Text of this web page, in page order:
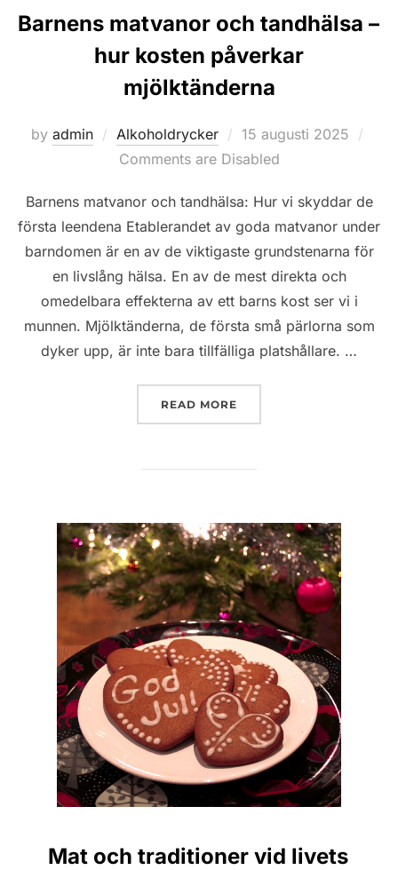
Barnens matvanor och tandhälsa –
hur kosten påverkar
mjölktänderna
by admin Alkoholdrycker
Posted
on
15 augusti 2025
Comments are Disabled
Barnens matvanor och tandhälsa: Hur vi skyddar de
första leendena Etablerandet av goda matvanor under
barndomen är en av de viktigaste grundstenarna för
en livslång hälsa. En av de mest direkta och
omedelbara effekterna av ett barns kost ser vi i
munnen. Mjölktänderna, de första små pärlorna som
dyker upp, är inte bara tillfälliga platshållare. …
READ MORE
Mat och traditioner vid livets